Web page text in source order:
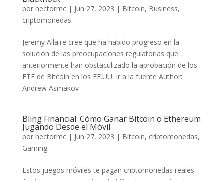
por hectormc| Jun 27, 2023 | Bitcoin, Business,
criptomonedas
Jeremy Allaire cree que ha habido progreso en la
solución de las preocupaciones regulatorias que
anteriormente han obstaculizado la aprobación de los
ETF de Bitcoin en los EE.UU. Ir a la fuente Author:
Andrew Asmakov
Bling Financial: Cómo Ganar Bitcoin o Ethereum
Jugando Desde el Móvil
por hectormc| Jun 27, 2023 | Bitcoin, criptomonedas,
Gaming
Estos juegos móviles te pagan criptomonedas reales.